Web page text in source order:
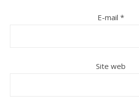
E-mail *
Site web